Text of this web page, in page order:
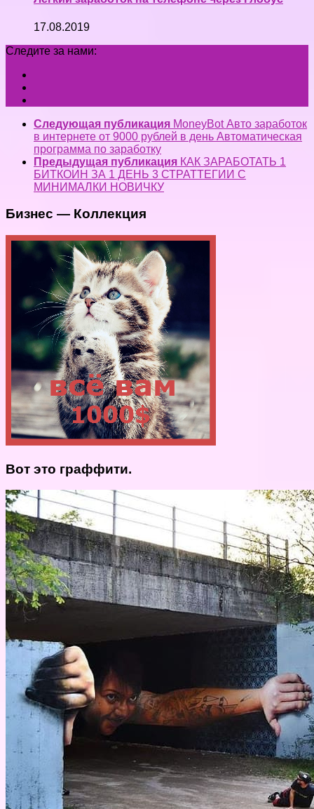
17.08.2019
Следите за нами:
Следующая публикация MoneyBot Авто заработок
в интернете от 9000 рублей в день Автоматическая
программа по заработку
Предыдущая публикация КАК ЗАРАБОТАТЬ 1
БИТКОИН ЗА 1 ДЕНЬ 3 СТРАТТЕГИИ С
МИНИМАЛКИ НОВИЧКУ
Бизнес — Коллекция
Вот это граффити.